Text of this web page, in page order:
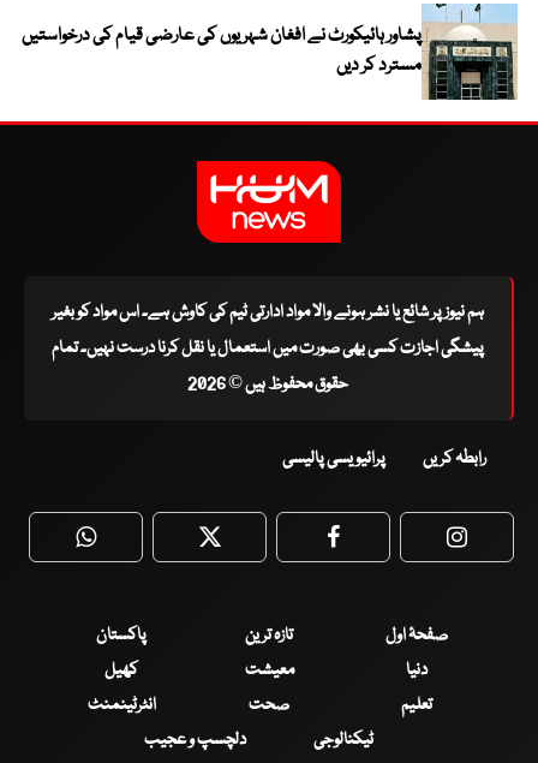
پشاور ہائیکورٹ نے افغان شہریوں کی عارضی قیام کی درخواستیں
مسترد کر دیں
ہم نیوز پر شائع یا نشر ہونے والا مواد ادارتی ٹیم کی کاوش ہے۔ اس مواد کو بغیر
پیشگی اجازت کسی بھی صورت میں استعمال یا نقل کرنا درست نہیں۔ تمام
حقوق محفوظ ہیں © 2026
رابطہ کریں پرائیویسی پالیسی
WhatsApp Twitter Facebook
صفحۂ اول تازہ ترین
پاکستان
دنیا
معیشت
کھیل
تعلیم
صحت
انٹرٹینمنٹ
ٹیکنالوجی
دلچسپ و عجیب